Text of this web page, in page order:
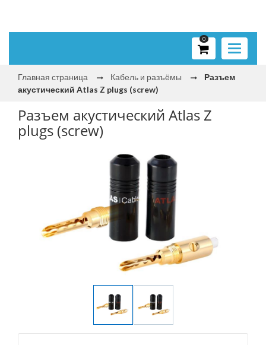
Toggle
0
Главная страница Кабель и разъёмы
Разъем
акустический Atlas Z plugs (screw)
Разъем акустический Atlas Z
plugs (screw)